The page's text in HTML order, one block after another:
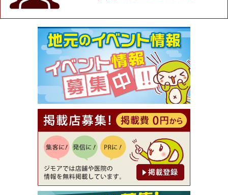
★ジモア限定特典★ お会計より全品5％OFF（ナチ
ュラル＆ハンドメイドショップ［マキマキ］）
[有効期限]2026年9月30日まで
【ジモア限定①】初回割引 特価 VIO脱毛11,000円
⇒8,800円（メンズ専門ワックス脱毛サロン Mickle
（ミックル））
[有効期限]2026年9月30日
【ジモア読者特典2】コース 3,500円→3,000円（料
理5品+2時間飲み放題）（創作イタリアン Pia Cu
ore（ピアクオーレ））
[有効期限]2026年9月30日
【ジモア読者特典1】料理全品20％OFF ※18時以
降（創作イタリアン Pia Cuore（ピアクオーレ））
[有効期限]2026年9月30日
【ジモア限定②】初回割引 特価 鼻毛脱毛 半額 2,2
00円⇒1,100円（メンズ専門ワックス脱毛サロン Mi
ckle（ミックル））
[有効期限]2026年9月30日